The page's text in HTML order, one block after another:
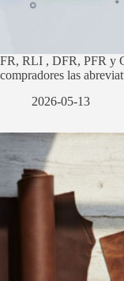
FR, RLI , DFR, PFR y
compradores las
2026-05-13